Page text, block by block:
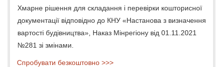
Хмарне рішення для складання і перевірки кошторисної
документації відповідно до КНУ «Настанова з визначення
вартості будівництва», Наказ Мінрегіону від 01.11.2021
№281 зі змінами.
Спробувати безкоштовно >>>